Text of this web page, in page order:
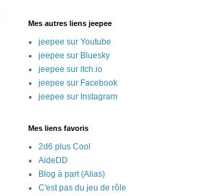
Mes autres liens jeepee
jeepee sur Youtube
jeepee sur Bluesky
jeepee sur itch.io
jeepee sur Facebook
jeepee sur Instagram
Mes liens favoris
2d6 plus Cool
AideDD
Blog à part (Alias)
C'est pas du jeu de rôle